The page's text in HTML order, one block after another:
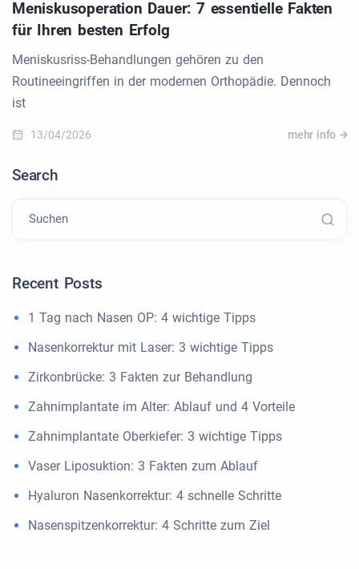
Meniskusoperation Dauer: 7 essentielle Fakten
für Ihren besten Erfolg
Meniskusriss-Behandlungen gehören zu den
Routineeingriffen in der modernen Orthopädie. Dennoch
ist
13/04/2026 mehr info
Search
Suchen
Recent Posts
1 Tag nach Nasen OP: 4 wichtige Tipps
Nasenkorrektur mit Laser: 3 wichtige Tipps
Zirkonbrücke: 3 Fakten zur Behandlung
Zahnimplantate im Alter: Ablauf und 4 Vorteile
Zahnimplantate Oberkiefer: 3 wichtige Tipps
Vaser Liposuktion: 3 Fakten zum Ablauf
Hyaluron Nasenkorrektur: 4 schnelle Schritte
Nasenspitzenkorrektur: 4 Schritte zum Ziel